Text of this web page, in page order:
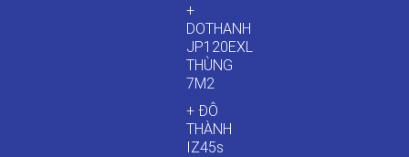
+
DOTHANH
JP120EXL
THÙNG
7M2
+ ĐÔ
THÀNH
IZ45s